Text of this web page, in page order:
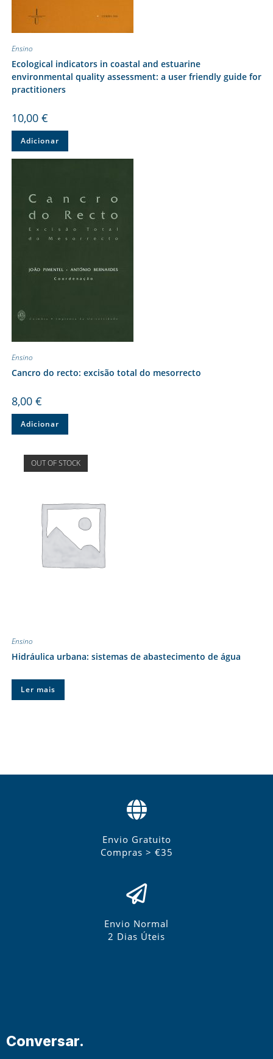
Ensino
Ecological indicators in coastal and estuarine
environmental quality assessment: a user friendly guide for
practitioners
10,00 €
Adicionar
Ensino
Cancro do recto: excisão total do mesorrecto
8,00 €
Adicionar
OUT OF STOCK
Ensino
Hidráulica urbana: sistemas de abastecimento de água
Ler mais
Envio Gratuito
Compras > €35
Envio Normal
2 Dias Úteis
Conversar.